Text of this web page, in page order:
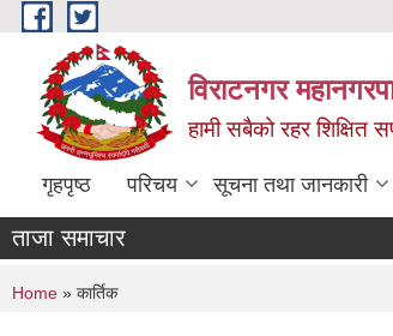
Skip to main content
विराटनगर
हामी सबैको रहर शिक्षित
गृहपृष्ठ परिचय सूचना तथा जानकारी
ताजा समाचार
You are here
Home » कार्तिक